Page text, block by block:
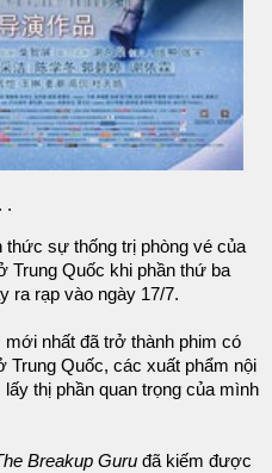
. .
sự thống trị phòng vé của
Trung Quốc khi phần thứ ba
ra rạp vào ngày 17/7.
mới nhất đã trở thành phim có
Trung Quốc, các xuất phẩm nội
thị phần quan trọng của mình
Breakup Guru đã kiếm được